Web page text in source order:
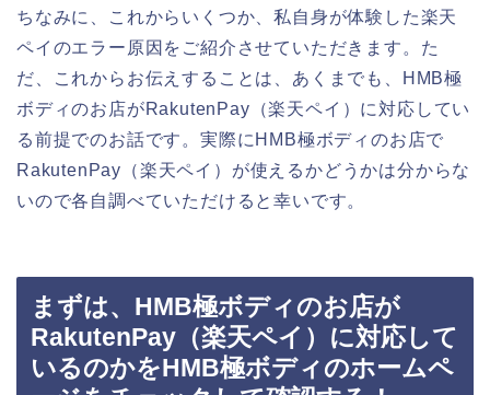
ちなみに、これからいくつか、私自身が体験した楽天
ペイのエラー原因をご紹介させていただきます。た
だ、これからお伝えすることは、あくまでも、HMB極
ボディのお店がRakutenPay（楽天ペイ）に対応してい
る前提でのお話です。実際にHMB極ボディのお店で
RakutenPay（楽天ペイ）が使えるかどうかは分からな
いので各自調べていただけると幸いです。
まずは、HMB極ボディのお店が
RakutenPay（楽天ペイ）に対応して
いるのかをHMB極ボディのホームペ